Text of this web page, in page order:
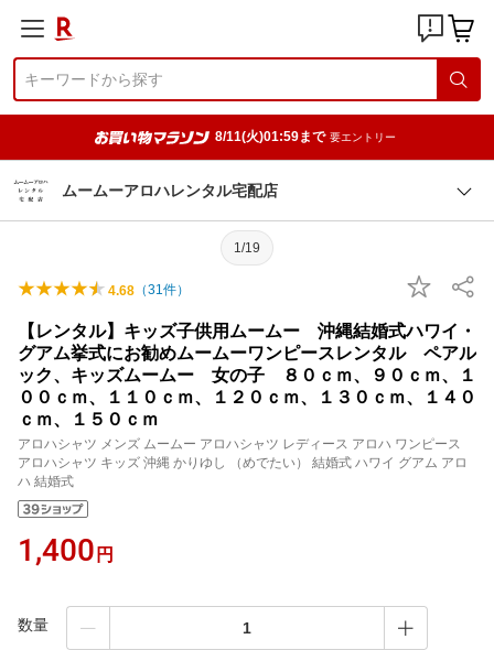
8/11(火)01:59まで 要エントリー
ムームーアロハレンタル宅配店
1/19
4.68 （31件）
【レンタル】キッズ子供用ムームー 沖縄結婚式ハワイ・
グアム挙式にお勧めムームーワンピースレンタル ペアル
ック、キッズムームー 女の子 ８０ｃｍ、９０ｃｍ、１
００ｃｍ、１１０ｃｍ、１２０ｃｍ、１３０ｃｍ、１４０
ｃｍ、１５０ｃｍ
アロハシャツ メンズ ムームー アロハシャツ レディース アロハ ワンピース
アロハシャツ キッズ 沖縄 かりゆし （めでたい） 結婚式 ハワイ グアム アロ
ハ 結婚式
1,400 円
数量